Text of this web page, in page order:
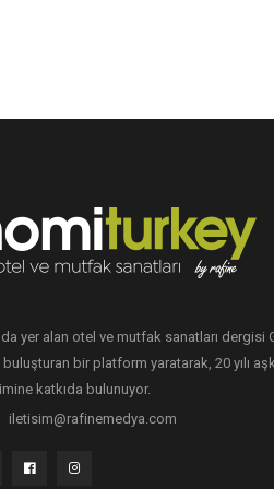
yer alan otel ve mutfak sanatları dergisi
bir platform yaratarak, 20 yılı
katkıda bulunuyor.
iletisim@rafinemedya.com